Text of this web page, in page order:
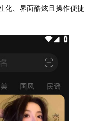
化、界面酷炫且操作便捷